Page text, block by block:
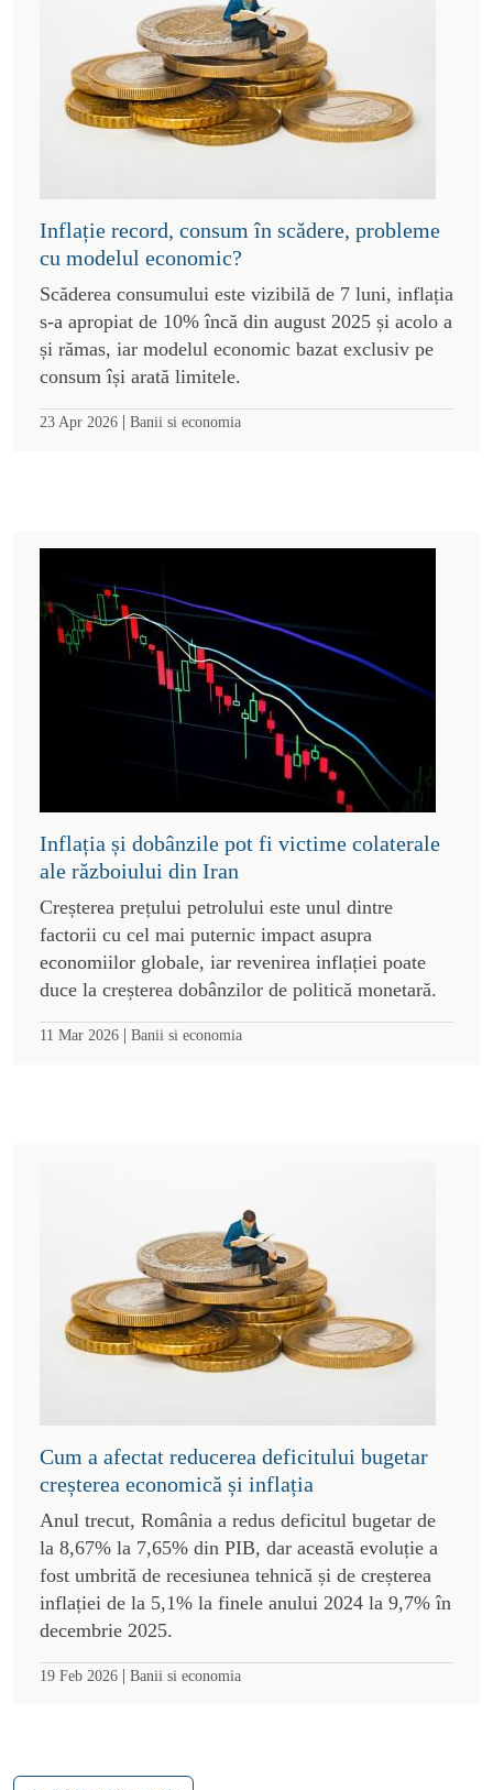
Inflație record, consum în scădere, probleme
cu modelul economic?
Scăderea consumului este vizibilă de 7 luni, inflația
s-a apropiat de 10% încă din august 2025 și acolo a
și rămas, iar modelul economic bazat exclusiv pe
consum își arată limitele.
23 Apr 2026 | Banii si economia
Inflația și dobânzile pot fi victime colaterale
ale războiului din Iran
Creșterea prețului petrolului este unul dintre
factorii cu cel mai puternic impact asupra
economiilor globale, iar revenirea inflației poate
duce la creșterea dobânzilor de politică monetară.
11 Mar 2026 | Banii si economia
Cum a afectat reducerea deficitului bugetar
creșterea economică și inflația
Anul trecut, România a redus deficitul bugetar de
la 8,67% la 7,65% din PIB, dar această evoluție a
fost umbrită de recesiunea tehnică și de creșterea
inflației de la 5,1% la finele anului 2024 la 9,7% în
decembrie 2025.
19 Feb 2026 | Banii si economia